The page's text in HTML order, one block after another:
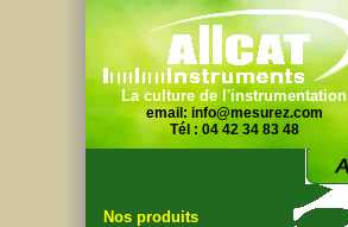
La culture de l'instrumentation
email: info@mesurez.com
Tél : 04 42 34 83 48
Nos produits